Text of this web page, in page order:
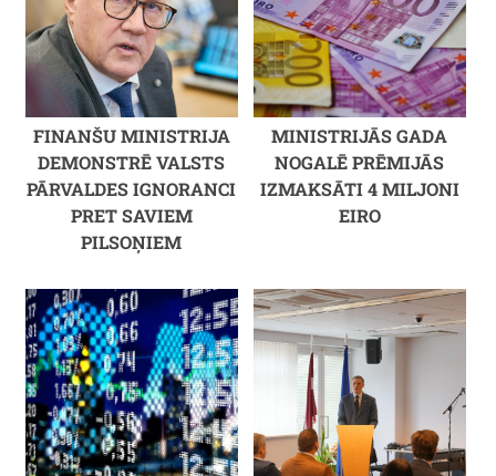
FINANŠU MINISTRIJA
DEMONSTRĒ VALSTS
PĀRVALDES IGNORANCI
PRET SAVIEM
PILSOŅIEM
MINISTRIJĀS GADA
NOGALĒ PRĒMIJĀS
IZMAKSĀTI 4 MILJONI
EIRO